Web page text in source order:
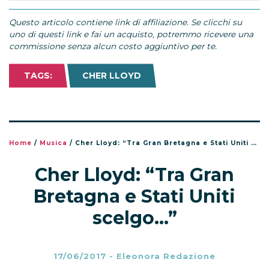
Questo articolo contiene link di affiliazione. Se clicchi su
uno di questi link e fai un acquisto, potremmo ricevere una
commissione senza alcun costo aggiuntivo per te.
TAGS: CHER LLOYD
Home / Musica / Cher Lloyd: “Tra Gran Bretagna e Stati Uniti scelgo…”
Cher Lloyd: “Tra Gran
Bretagna e Stati Uniti
scelgo…”
17/06/2017 - Eleonora Redazione